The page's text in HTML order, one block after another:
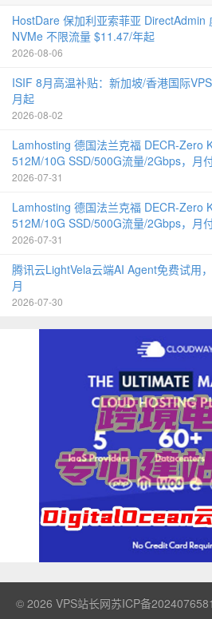
HostDare 保加利亚索菲亚 DirectAdmin
NVMe 不限流量 $11.47/年起
2026-08-06
ISIF 8月高温补贴：新加坡/香港国际
月起
2026-08-02
Lamhosting 德国法兰克福 DECR-Zero
512M/10G SSD/500G流量/2Gbps，月
2026-07-31
Lamhosting 德国法兰克福 DECR-Zero
512M/10G SSD/500G流量/2Gbps，月
2026-07-31
腾讯云LightVela云端AI Agent免费试用
月
2026-07-30
© 2026 VPS站长网苏ICP备